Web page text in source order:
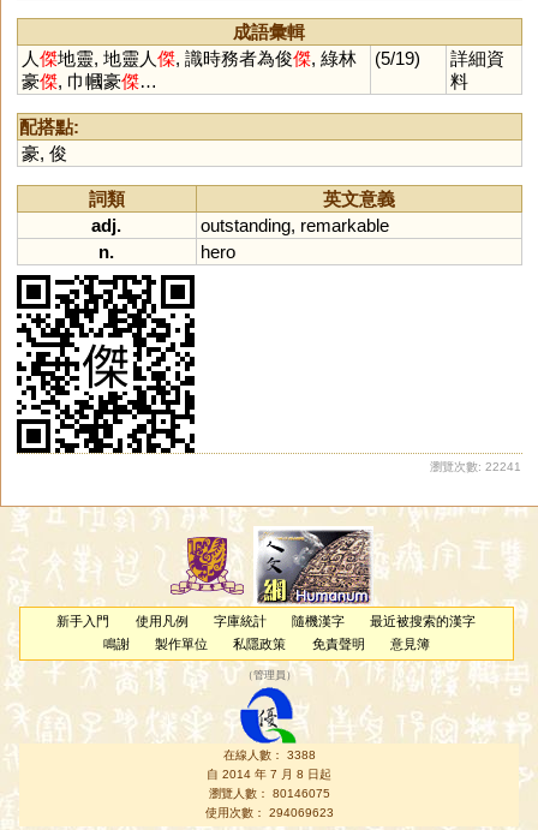
成語彙輯
人傑地靈, 地靈人傑, 識時務者為俊傑, 綠林
豪傑, 巾幗豪傑…
(5/19)
詳細資
料
配搭點:
豪, 俊
詞類
英文意義
adj.
outstanding, remarkable
n.
hero
瀏覽次數: 22241
新手入門 使用凡例 字庫統計 隨機漢字
最近被搜索的漢字
鳴謝
製作單位 私隱政策 免責聲明 意見簿
（管理員 ）
在線人數： 3388
自 2014 年 7 月 8 日起
瀏覽人數： 80146075
使用次數： 294069623